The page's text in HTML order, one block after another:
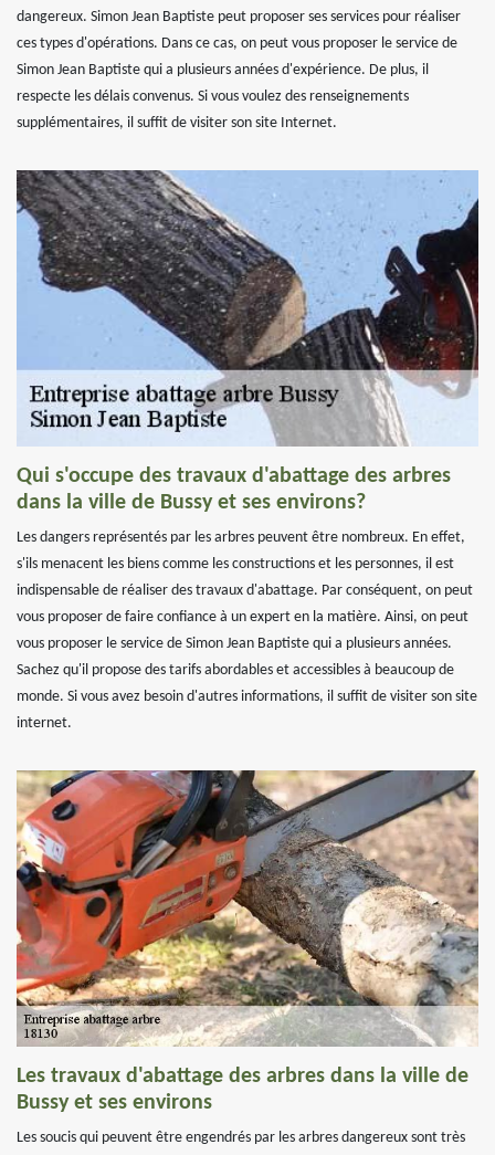
dangereux. Simon Jean Baptiste peut proposer ses services pour réaliser
ces types d'opérations. Dans ce cas, on peut vous proposer le service de
Simon Jean Baptiste qui a plusieurs années d'expérience. De plus, il
respecte les délais convenus. Si vous voulez des renseignements
supplémentaires, il suffit de visiter son site Internet.
Qui s'occupe des travaux d'abattage des arbres
dans la ville de Bussy et ses environs?
Les dangers représentés par les arbres peuvent être nombreux. En effet,
s'ils menacent les biens comme les constructions et les personnes, il est
indispensable de réaliser des travaux d'abattage. Par conséquent, on peut
vous proposer de faire confiance à un expert en la matière. Ainsi, on peut
vous proposer le service de Simon Jean Baptiste qui a plusieurs années.
Sachez qu'il propose des tarifs abordables et accessibles à beaucoup de
monde. Si vous avez besoin d'autres informations, il suffit de visiter son site
internet.
Les travaux d'abattage des arbres dans la ville de
Bussy et ses environs
Les soucis qui peuvent être engendrés par les arbres dangereux sont très